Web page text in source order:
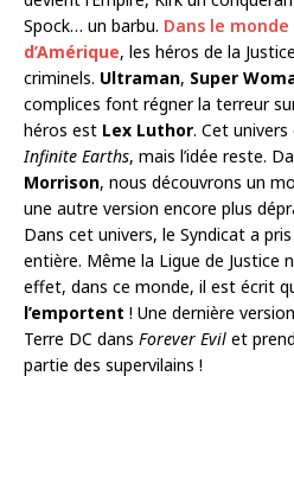
Spock… un barbu. Dans le monde
d’Amérique, les héros de la
criminels. Ultraman, Super
complices font régner la terreur
héros est Lex Luthor. Cet
Infinite Earths, mais l’idée reste.
Morrison, nous découvrons un
une autre version encore plus
Dans cet univers, le Syndicat a
entière. Même la Ligue de Justice
effet, dans ce monde, il est écrit
l’emportent ! Une dernière
Terre DC dans Forever Evil et
partie des supervilains !